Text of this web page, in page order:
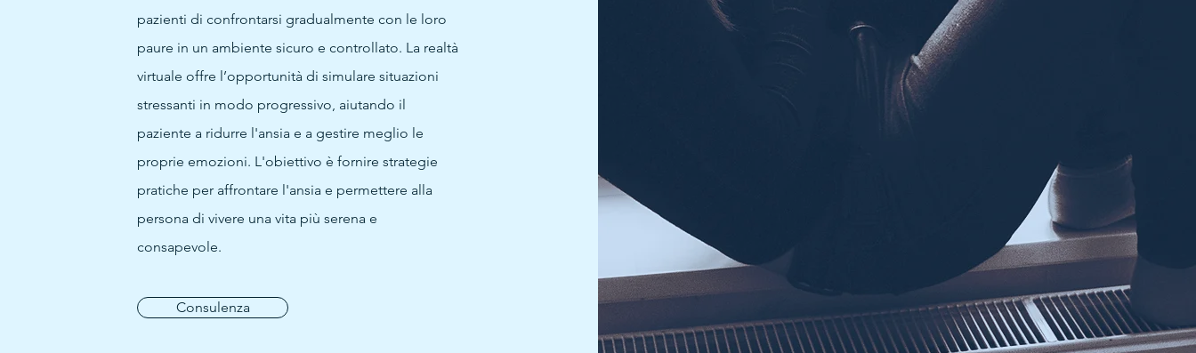
pazienti di confrontarsi gradualmente con le loro
paure in un ambiente sicuro e controllato. La realtà
virtuale offre l’opportunità di simulare situazioni
stressanti in modo progressivo, aiutando il
paziente a ridurre l'ansia e a gestire meglio le
proprie emozioni. L'obiettivo è fornire strategie
pratiche per affrontare l'ansia e permettere alla
persona di vivere una vita più serena e
consapevole.
Consulenza